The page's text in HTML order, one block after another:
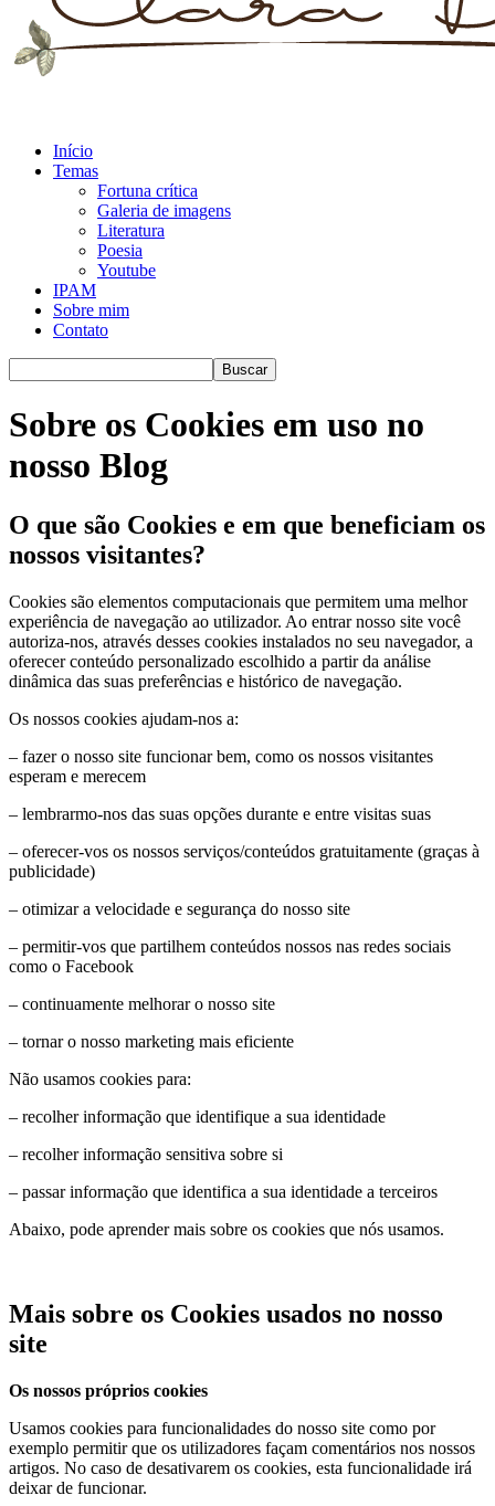
Início
Temas
Fortuna crítica
Galeria de imagens
Literatura
Poesia
Youtube
IPAM
Sobre mim
Contato
Sobre os Cookies em uso no
nosso Blog
O que são Cookies e em que beneficiam os
nossos visitantes?
Cookies são elementos computacionais que permitem uma melhor
experiência de navegação ao utilizador. Ao entrar nosso site você
autoriza-nos, através desses cookies instalados no seu navegador, a
oferecer conteúdo personalizado escolhido a partir da análise
dinâmica das suas preferências e histórico de navegação.
Os nossos cookies ajudam-nos a:
– fazer o nosso site funcionar bem, como os nossos visitantes
esperam e merecem
– lembrarmo-nos das suas opções durante e entre visitas suas
– oferecer-vos os nossos serviços/conteúdos gratuitamente (graças à
publicidade)
– otimizar a velocidade e segurança do nosso site
– permitir-vos que partilhem conteúdos nossos nas redes sociais
como o Facebook
– continuamente melhorar o nosso site
– tornar o nosso marketing mais eficiente
Não usamos cookies para:
– recolher informação que identifique a sua identidade
– recolher informação sensitiva sobre si
– passar informação que identifica a sua identidade a terceiros
Abaixo, pode aprender mais sobre os cookies que nós usamos.
Mais sobre os Cookies usados no nosso
site
Os nossos próprios cookies
Usamos cookies para funcionalidades do nosso site como por
exemplo permitir que os utilizadores façam comentários nos nossos
artigos. No caso de desativarem os cookies, esta funcionalidade irá
deixar de funcionar.